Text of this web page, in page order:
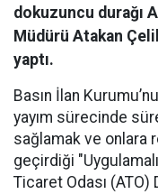
dokuzuncu durağı
Müdürü Atakan
yaptı.
Basın İlan
yayım sürecinde
sağlamak ve onlara
geçirdiği
Ticaret Odası